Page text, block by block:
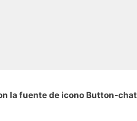
la fuente de icono Button-chat